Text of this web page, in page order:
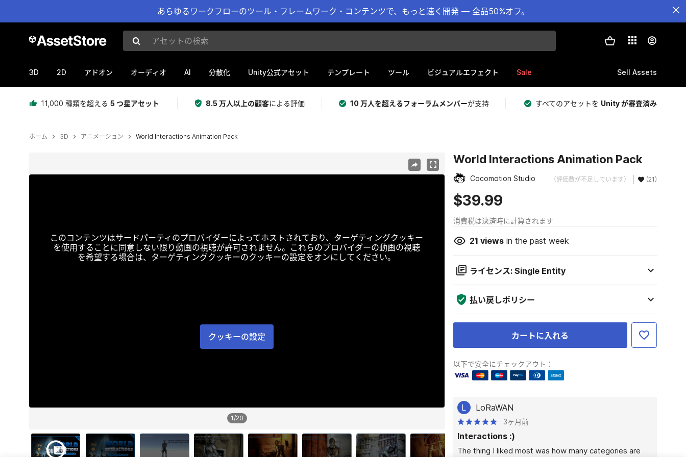
あらゆるワークフローのツール・フレームワーク・コンテンツで、もっと速く開発 — 全品50%オフ。
アセットの検索
3D 2D アドオン オーディオ AI 分散化 Unity公式アセット テンプレート ツール ビジュアルエフェクト Sale Sell Assets
11,000 種類を超える 5 つ星アセット 8.5 万人以上の顧客による評価 10 万人を超えるフォーラムメンバーが支持 すべてのアセットを Unity が審査済み
ホーム 3D アニメーション World Interactions Animation Pack
このコンテンツはサードパーティのプロバイダーによってホストされており、ターゲティングクッキー
を使用することに同意しない限り動画の視聴が許可されません。これらのプロバイダーの動画の視聴
を希望する場合は、ターゲティングクッキーのクッキーの設定をオンにしてください。
クッキーの設定
1/20
World Interactions Animation Pack
Cocomotion Studio （評価数が不足しています） (21)
$39.99
消費税は決済時に計算されます
21 viewsin the past week
ライセンス: Single Entity
払い戻しポリシー
カートに入れる
以下で安全にチェックアウト：
L LoRaWAN
3ヶ月前
Interactions :)
The thing I liked most was how many categories are